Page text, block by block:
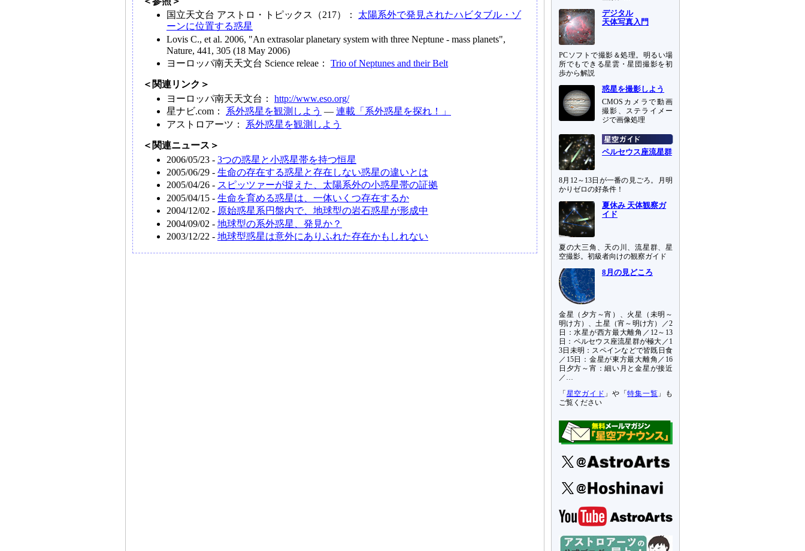
国立天文台 アストロ・トピックス（217）： 太陽系外で発見されたハビタブル・ゾ
ーンに位置する惑星
Lovis C., et al. 2006, "An extrasolar planetary system with three Neptune - mass planets",
Nature, 441, 305 (18 May 2006)
ヨーロッパ南天天文台 Science releae： Trio of Neptunes and their Belt
＜関連リンク＞
ヨーロッパ南天天文台： http://www.eso.org/
星ナビ.com： 系外惑星を観測しよう ― 連載「系外惑星を探れ！」
アストロアーツ： 系外惑星を観測しよう
＜関連ニュース＞
2006/05/23 - 3つの惑星と小惑星帯を持つ恒星
2005/06/29 - 生命の存在する惑星と存在しない惑星の違いとは
2005/04/26 - スピッツァーが捉えた、太陽系外の小惑星帯の証拠
2005/04/15 - 生命を育める惑星は、一体いくつ存在するか
2004/12/02 - 原始惑星系円盤内で、地球型の岩石惑星が形成中
2004/09/02 - 地球型の系外惑星、発見か？
2003/12/22 - 地球型惑星は意外にありふれた存在かもしれない
デジタル
天体写真入門
PCソフトで撮影＆処理。明るい場
所でもできる星雲・星団撮影を初
歩から解説
惑星を撮影しよう
CMOSカメラで動画
撮影、ステライメー
ジで画像処理
ペルセウス座流星群
8月12～13日が一番の見ごろ。月明
かりゼロの好条件！
夏休み 天体観察ガ
イド
夏の大三角、天の川、流星群、星
空撮影。初級者向けの観察ガイド
8月の見どころ
金星（夕方～宵）、火星（未明～
明け方）、土星（宵～明け方）／2
日：水星が西方最大離角／12～13
日：ペルセウス座流星群が極大／1
3日未明：スペインなどで皆既日食
／15日：金星が東方最大離角／16
日夕方～宵：細い月と金星が接近
／…
「 星空ガイド 」や「特集一覧 」も
ご覧ください